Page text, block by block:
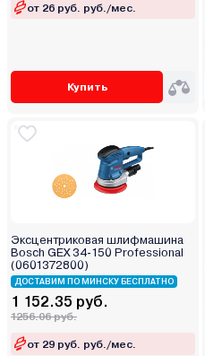
от 26 руб. руб./мес.
Купить
Эксцентриковая шлифмашина
Bosch GEX 34-150 Professional
(0601372800)
ДОСТАВИМ ПО МИНСКУ БЕСПЛАТНО
1 152.35 руб.
1256.06 руб.
от 29 руб. руб./мес.